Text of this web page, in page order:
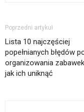
Poprzedni artykuł
Lista 10 najczęściej
popełnianych błędów
organizowania
jak ich uniknąć